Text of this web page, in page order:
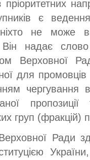
є
ніхто не може
Він надає
Верховної
для
чергування
груп (фракцій)
Ради